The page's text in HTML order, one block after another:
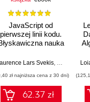
JavaScript od
pierwszej linii kodu.
nauka
WWW i aplikacji
Lars Svekis, Maaike van
zł najniższa cena z 30 dni)
62.37 zł